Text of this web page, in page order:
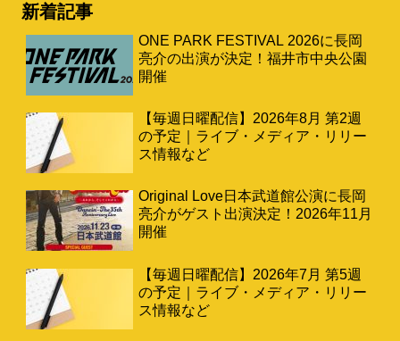
新着記事
ONE PARK FESTIVAL 2026に長岡
亮介の出演が決定！福井市中央公園
開催
【毎週日曜配信】2026年8月 第2週
の予定｜ライブ・メディア・リリー
ス情報など
Original Love日本武道館公演に長岡
亮介がゲスト出演決定！2026年11月
開催
【毎週日曜配信】2026年7月 第5週
の予定｜ライブ・メディア・リリー
ス情報など